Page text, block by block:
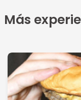
Más